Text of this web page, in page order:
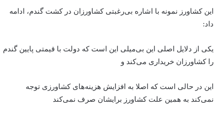
این کشاورز نمونه با اشاره بی‌رغبتی کشاورزان در کشت گندم، ادامه
داد:
یکی از دلایل اصلی این بی‌میلی این است که دولت با قیمتی پایین گندم
را کشاورزان خریداری می‌کند و
این در حالی است که اصلا به افزایش هزینه‌های کشاورزی توجه
نمی‌کند به همین علت کشاورز برایشان صرف نمی‌کند